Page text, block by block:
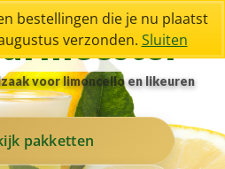
voor limoncello en likeuren
pakketten
bestellingen die je nu plaatst
verzonden. Sluiten